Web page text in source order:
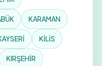
KARAMAN
KİLİS
KIRŞEHİR